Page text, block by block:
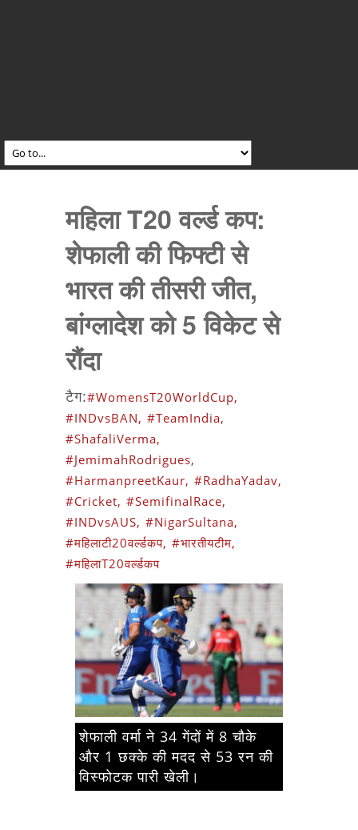
महिला T20 वर्ल्ड कप:
शेफाली की फिफ्टी से
भारत की तीसरी जीत,
बांग्लादेश को 5 विकेट से
रौंदा
टैग:#WomensT20WorldCup,
#INDvsBAN, #TeamIndia,
#ShafaliVerma,
#JemimahRodrigues,
#HarmanpreetKaur, #RadhaYadav,
#Cricket, #SemifinalRace,
#INDvsAUS, #NigarSultana,
#महिलाटी20वर्ल्डकप, #भारतीयटीम,
#महिलाT20वर्ल्डकप
शेफाली वर्मा ने 34 गेंदों में 8 चौके
और 1 छक्के की मदद से 53 रन की
विस्फोटक पारी खेली।